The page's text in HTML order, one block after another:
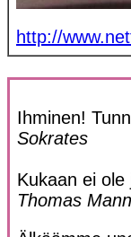
http://
Ihminen!
Sokrates
Kukaan ei
Thomas Mann